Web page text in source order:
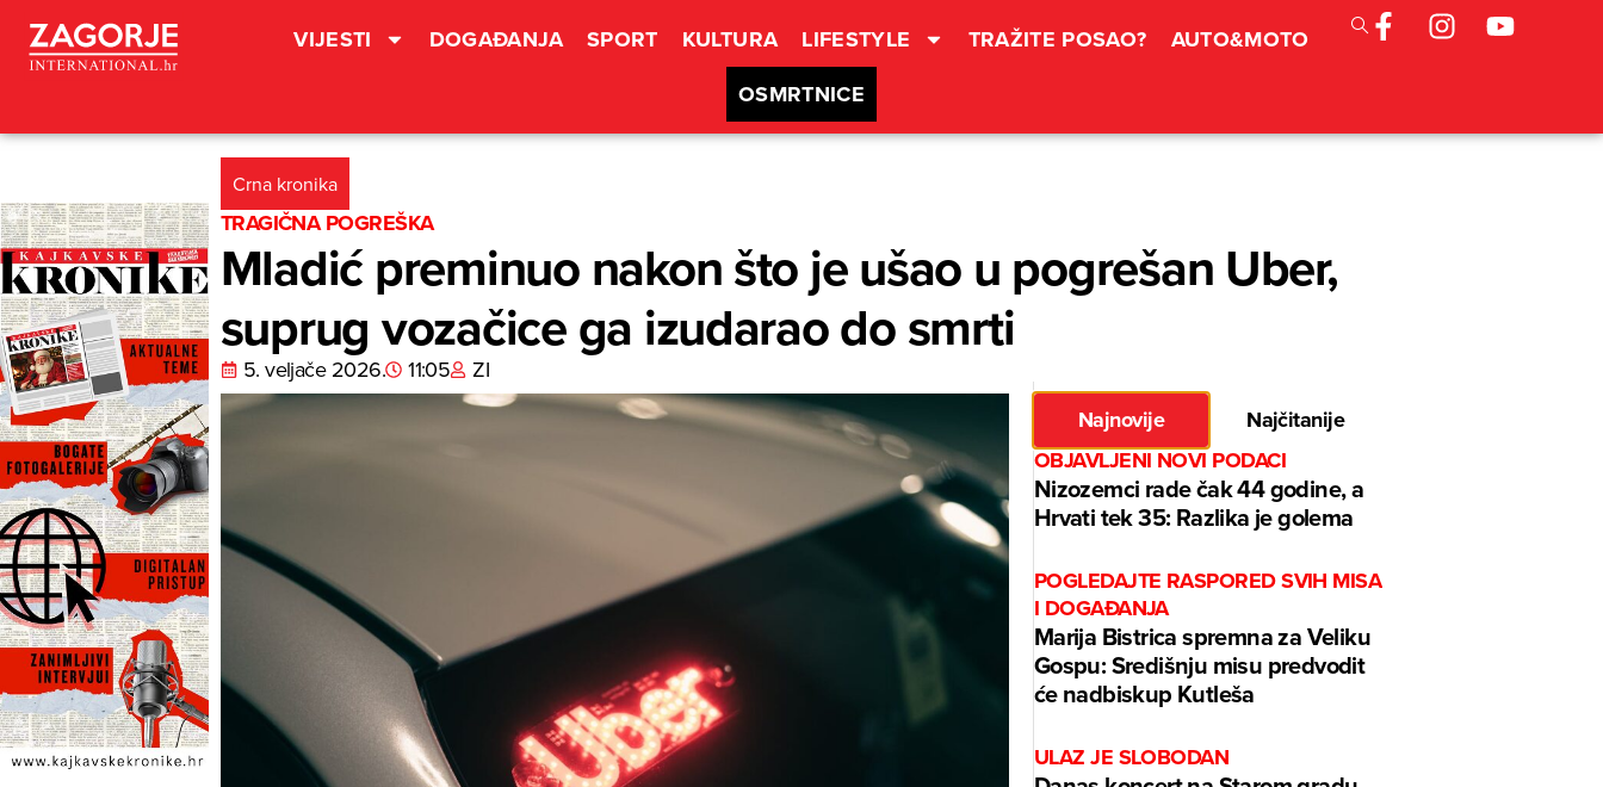
VIJESTI DOGAĐANJA SPORT KULTURA LIFESTYLE TRAŽITE POSAO?
AUTO&MOTO
OSMRTNICE
Crna kronika
TRAGIČNA POGREŠKA
Mladić preminuo nakon što je ušao u pogrešan Uber,
suprug vozačice ga izudarao do smrti
5. veljače 2026. 11:05 ZI
Najnovije
Najčitanije
OBJAVLJENI NOVI PODACI
Nizozemci rade čak 44 godine, a
Hrvati tek 35: Razlika je golema
POGLEDAJTE RASPORED SVIH MISA
I DOGAĐANJA
Marija Bistrica spremna za Veliku
Gospu: Središnju misu predvodit
će nadbiskup Kutleša
ULAZ JE SLOBODAN